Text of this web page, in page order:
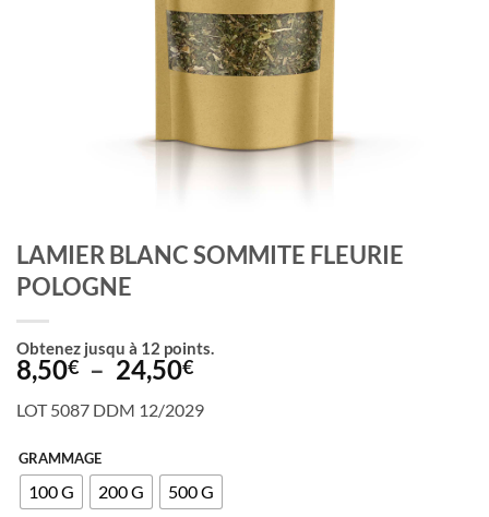
LAMIER BLANC SOMMITE FLEURIE
POLOGNE
Obtenez jusqu à 12 points.
8,50€ – 24,50€Plage
prix :
à
24,50€
LOT 5087 DDM 12/2029
GRAMMAGE
100 G 200 G 500 G